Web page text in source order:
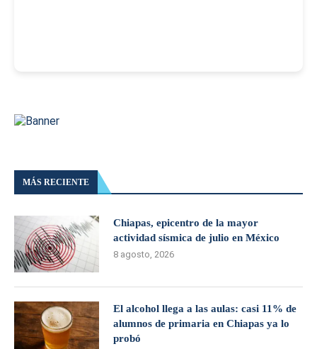
MÁS RECIENTE
Chiapas, epicentro de la mayor
actividad sísmica de julio en México
8 agosto, 2026
El alcohol llega a las aulas: casi 11% de
alumnos de primaria en Chiapas ya lo
probó